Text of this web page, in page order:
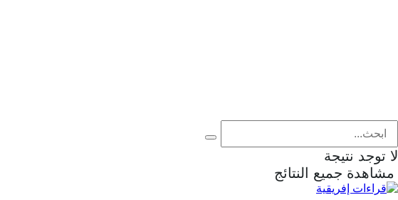
لا توجد نتيجة
مشاهدة جميع النتائج